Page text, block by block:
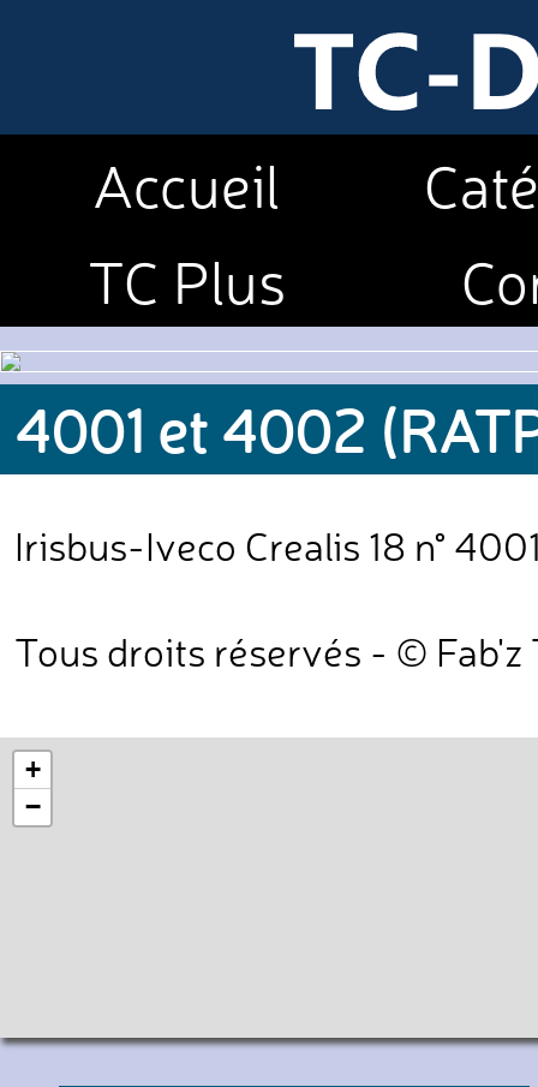
Accueil
TC Plus
4001 et 4002
Irisbus-Iveco Crealis 18 n°
Tous droits réservés - © Fab'z
+
−